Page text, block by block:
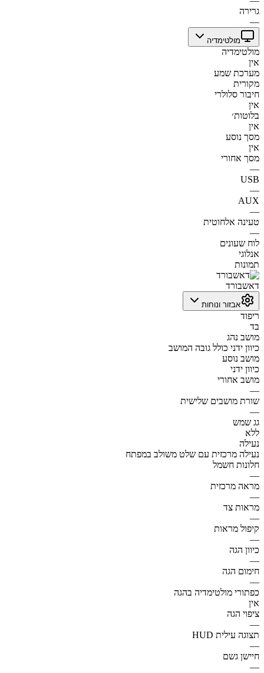
גרירה
—
מולטימדיה
מולטימדיה
אין
מערכת שמע
מקורית
חיבור סלולרי
אין
בלוטות׳
אין
מסך נוסע
אין
מסך אחורי
—
USB
—
AUX
—
טעינה אלחוטית
—
לוח שעונים
אנלוגי
תמונות
דאשבורד
אבזור ונוחות
ריפוד
בד
מושב נהג
כיוון ידני כולל גובה המושב
מושב נוסע
כיוון ידני
מושב אחורי
—
שורת מושבים שלישית
—
גג שמש
ללא
נעילה
נעילה מרכזית עם שלט משולב במפתח
חלונות חשמל
—
מראה מרכזית
—
מראות צד
—
קיפול מראות
—
כיוון הגה
—
חימום הגה
—
כפתורי מולטימדיה בהגה
אין
ציפוי הגה
—
תצוגה עילית HUD
—
חיישן גשם
—